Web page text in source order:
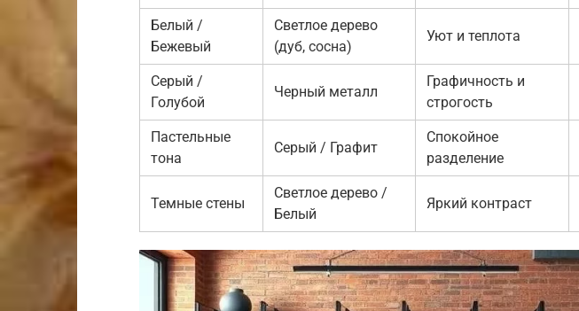
Белый /
Бежевый
Светлое дерево
(дуб, сосна)
Уют и теплота
Серый /
Голубой
Черный металл
Графичность и
строгость
Пастельные
тона
Серый / Графит
Спокойное
разделение
Темные стены
Светлое дерево /
Белый
Яркий контраст